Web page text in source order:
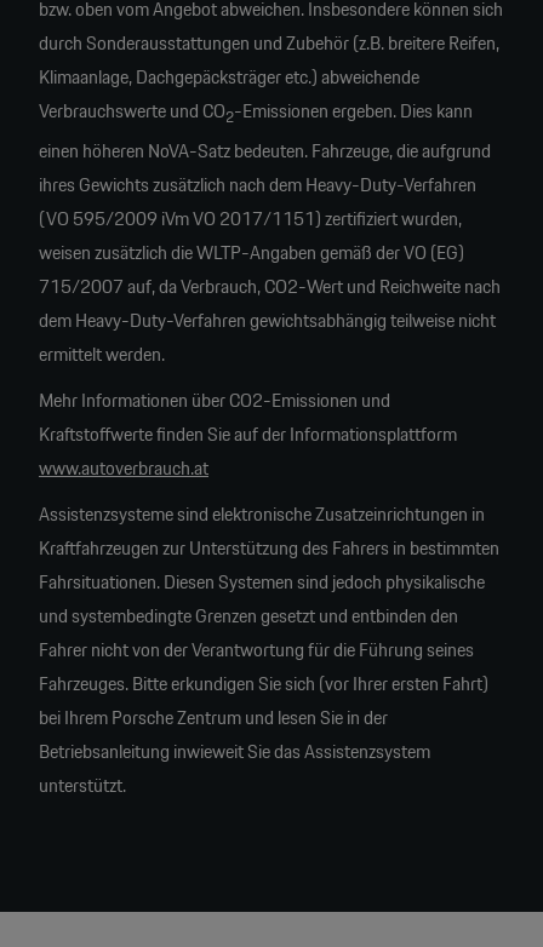
bzw. oben vom Angebot abweichen. Insbesondere können sich
durch Sonderausstattungen und Zubehör (z.B. breitere Reifen,
Klimaanlage, Dachgepäcksträger etc.) abweichende
Verbrauchswerte und CO2-Emissionen ergeben. Dies kann
einen höheren NoVA-Satz bedeuten. Fahrzeuge, die aufgrund
ihres Gewichts zusätzlich nach dem Heavy-Duty-Verfahren
(VO 595/2009 iVm VO 2017/1151) zertifiziert wurden,
weisen zusätzlich die WLTP-Angaben gemäß der VO (EG)
715/2007 auf, da Verbrauch, CO2-Wert und Reichweite nach
dem Heavy-Duty-Verfahren gewichtsabhängig teilweise nicht
ermittelt werden.
Mehr Informationen über CO2-Emissionen und
Kraftstoffwerte finden Sie auf der Informationsplattform
www.autoverbrauch.at
Assistenzsysteme sind elektronische Zusatzeinrichtungen in
Kraftfahrzeugen zur Unterstützung des Fahrers in bestimmten
Fahrsituationen. Diesen Systemen sind jedoch physikalische
und systembedingte Grenzen gesetzt und entbinden den
Fahrer nicht von der Verantwortung für die Führung seines
Fahrzeuges. Bitte erkundigen Sie sich (vor Ihrer ersten Fahrt)
bei Ihrem Porsche Zentrum und lesen Sie in der
Betriebsanleitung inwieweit Sie das Assistenzsystem
unterstützt.